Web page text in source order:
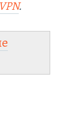
VPN.